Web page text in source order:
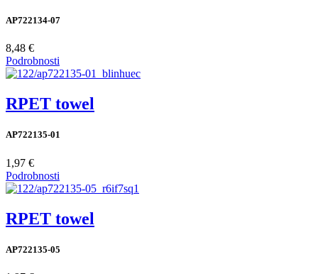
AP722134-07
8,48 €
Podrobnosti
RPET towel
AP722135-01
1,97 €
Podrobnosti
RPET towel
AP722135-05